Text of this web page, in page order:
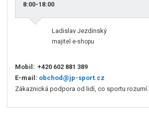
8:00-18:00
Ladislav Jezdinský
majitel e-shopu
Mobil: +420 602 881 389
E-mail: obchod@jp-sport.cz
Zákaznická podpora od lidí, co sportu rozumí.